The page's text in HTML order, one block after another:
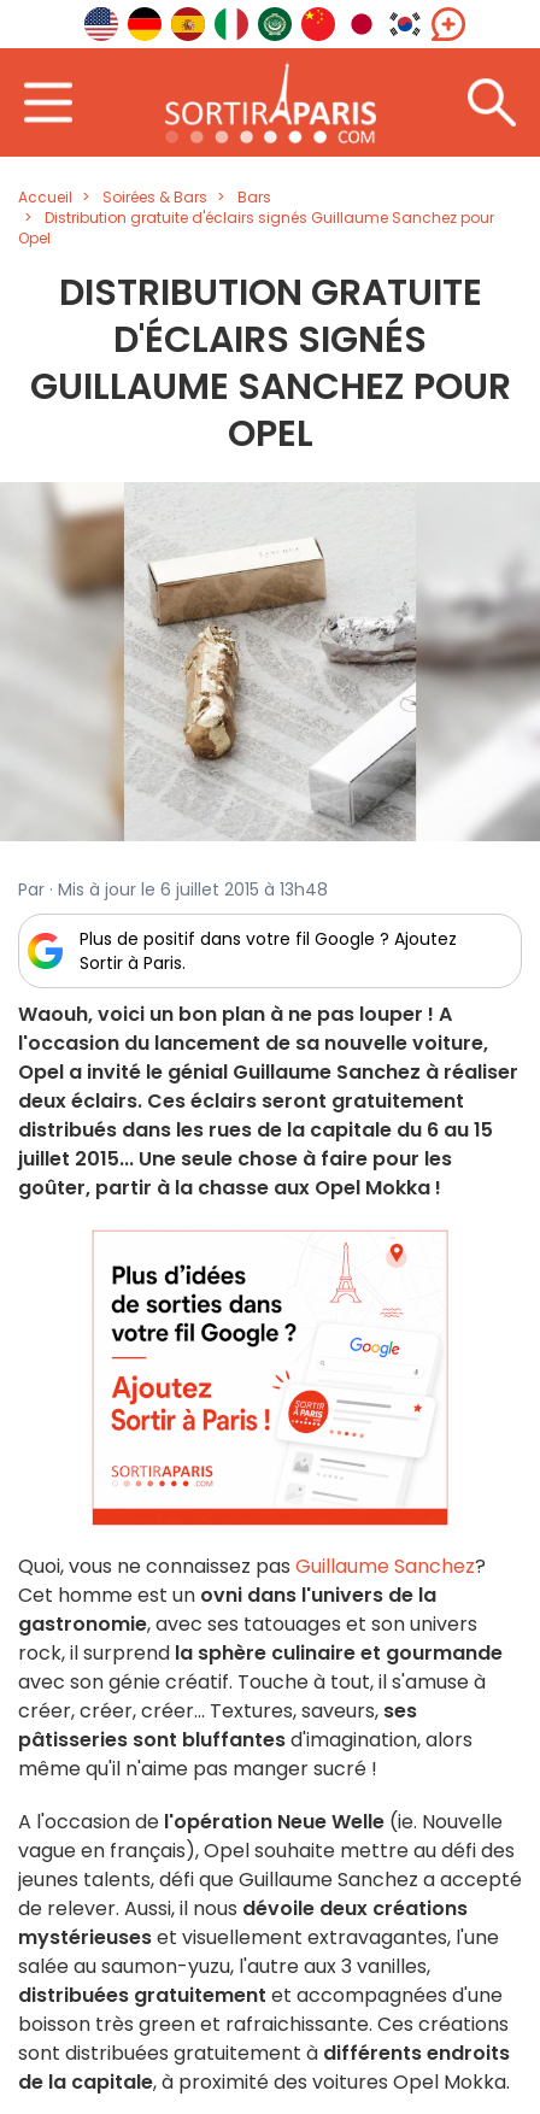
Accueil Soirées & Bars
Bars
Distribution gratuite d'éclairs signés Guillaume Sanchez pour
Opel
DISTRIBUTION GRATUITE
D'ÉCLAIRS SIGNÉS
GUILLAUME SANCHEZ POUR
OPEL
Par · Mis à jour le 6 juillet 2015 à 13h48
Plus de positif dans votre fil Google ? Ajoutez
Sortir à Paris.
Waouh, voici un bon plan à ne pas louper ! A
l'occasion du lancement de sa nouvelle voiture,
Opel a invité le génial Guillaume Sanchez à réaliser
deux éclairs. Ces éclairs seront gratuitement
distribués dans les rues de la capitale du 6 au 15
juillet 2015... Une seule chose à faire pour les
goûter, partir à la chasse aux Opel Mokka !
Quoi, vous ne connaissez pas Guillaume Sanchez?
Cet homme est un ovni dans l'univers de la
gastronomie, avec ses tatouages et son univers
rock, il surprend la sphère culinaire et gourmande
avec son génie créatif. Touche à tout, il s'amuse à
créer, créer, créer... Textures, saveurs, ses
pâtisseries sont bluffantesd'imagination, alors
même qu'il n'aime pas manger sucré !
A l'occasion de l'opération Neue Welle (ie. Nouvelle
vague en français), Opel souhaite mettre au défi des
jeunes talents, défi que Guillaume Sanchez a accepté
de relever. Aussi, il nous dévoile deux créations
mystérieuseset visuellement extravagantes, l'une
salée au saumon-yuzu, l'autre aux 3 vanilles,
distribuées gratuitement et accompagnées d'une
boisson très green et rafraichissante. Ces créations
sont distribuées gratuitement à différents endroits
de la capitale, à proximité des voitures Opel Mokka.